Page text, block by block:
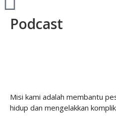
Podcast
Misi kami adalah membantu
hidup dan mengelakkan